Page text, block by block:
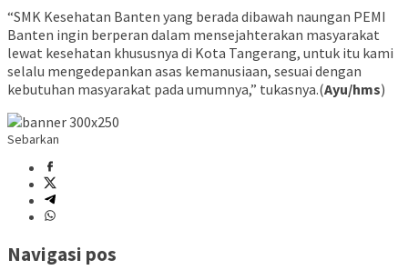
“SMK Kesehatan Banten yang berada dibawah naungan PEMI
Banten ingin berperan dalam mensejahterakan masyarakat
lewat kesehatan khususnya di Kota Tangerang, untuk itu kami
selalu mengedepankan asas kemanusiaan, sesuai dengan
kebutuhan masyarakat pada umumnya,” tukasnya.(Ayu/hms)
Sebarkan
Navigasi pos